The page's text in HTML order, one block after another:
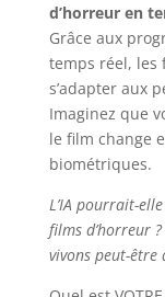
d’horreur en
Grâce aux
temps réel, les
s’adapter aux
Imaginez que
le film change
biométriques.
L’IA pourrait-
films d’horreur
vivons peut-être